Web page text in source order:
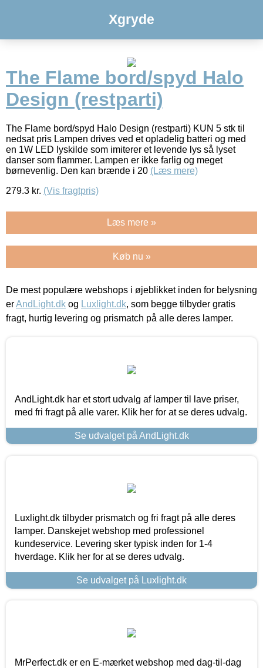
Xgryde
The Flame bord/spyd Halo
Design (restparti)
The Flame bord/spyd Halo Design (restparti) KUN 5 stk til
nedsat pris Lampen drives ved et opladelig batteri og med
en 1W LED lyskilde som imiterer et levende lys så lyset
danser som flammer. Lampen er ikke farlig og meget
børnevenlig. Den kan brænde i 20 (Læs mere)
279.3 kr. (Vis fragtpris)
Læs mere »
Køb nu »
De mest populære webshops i øjeblikket inden for belysning
erAndLight.dk og Luxlight.dk, som begge tilbyder gratis
fragt, hurtig levering og prismatch på alle deres lamper.
AndLight.dk har et stort udvalg af lamper til lave priser,
med fri fragt på alle varer. Klik her for at se deres udvalg.
Se udvalget på AndLight.dk
Luxlight.dk tilbyder prismatch og fri fragt på alle deres
lamper. Danskejet webshop med professionel
kundeservice. Levering sker typisk inden for 1-4
hverdage. Klik her for at se deres udvalg.
Se udvalget på Luxlight.dk
MrPerfect.dk er en E-mærket webshop med dag-til-dag